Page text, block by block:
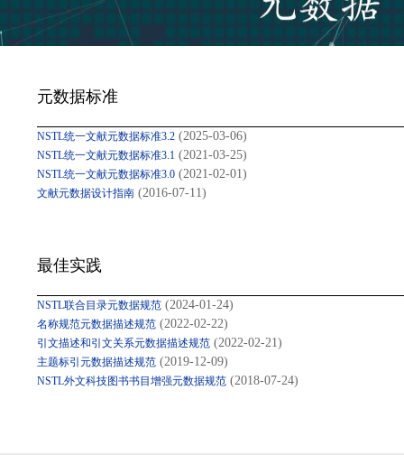
元数据标准
NSTL统一文献元数据标准3.2 (2025-03-06)
NSTL统一文献元数据标准3.1 (2021-03-25)
NSTL统一文献元数据标准3.0 (2021-02-01)
文献元数据设计指南 (2016-07-11)
最佳实践
NSTL联合目录元数据规范 (2024-01-24)
名称规范元数据描述规范 (2022-02-22)
引文描述和引文关系元数据描述规范 (2022-02-21)
主题标引元数据描述规范 (2019-12-09)
NSTL外文科技图书书目增强元数据规范 (2018-07-24)